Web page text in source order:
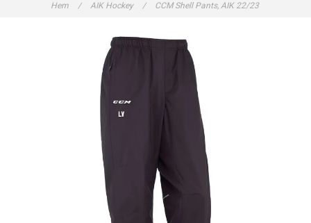
Hem / AIK Hockey / CCM Shell Pants, AIK 22/23